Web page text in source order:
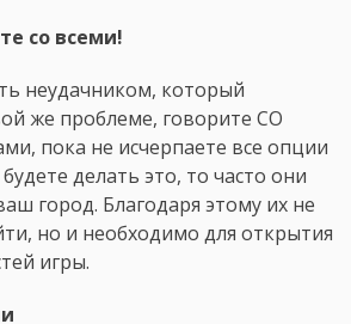
со всеми!
неудачником, который
же проблеме, говорите СО
пока не исчерпаете все опции
делать это, то часто они
город. Благодаря этому их не
но и необходимо для открытия
игры.